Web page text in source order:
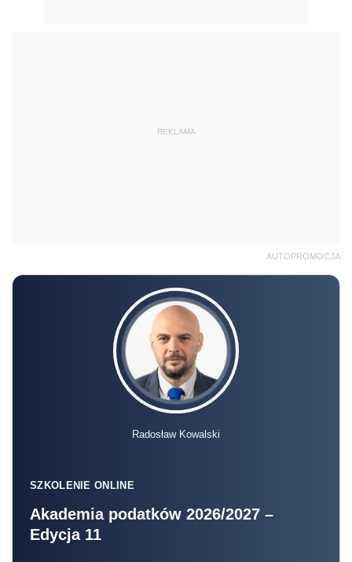
REKLAMA
AUTOPROMOCJA
Radosław Kowalski
SZKOLENIE ONLINE
Akademia podatków 2026/2027 –
Edycja 11